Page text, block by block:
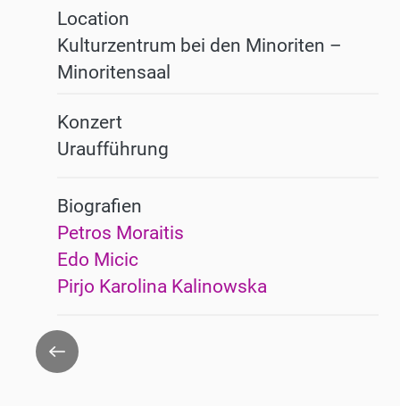
Location
Kulturzentrum bei den Minoriten –
Minoritensaal
Konzert
Uraufführung
Biografien
Petros Moraitis
Edo Micic
Pirjo Karolina Kalinowska
Zurück